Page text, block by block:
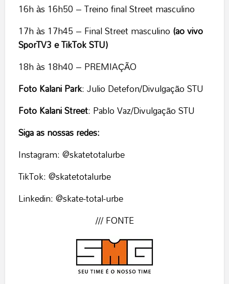
16h às 16h50 – Treino final Street masculino
17h às 17h45 – Final Street masculino (ao vivo
SporTV3 e TikTok STU)
18h às 18h40 – PREMIAÇÃO
Foto Kalani Park: Julio Detefon/Divulgação STU
Foto Kalani Street: Pablo Vaz/Divulgação STU
Siga as nossas redes:
Instagram: @skatetotalurbe
TikTok: @skatetotalurbe
Linkedin: @skate-total-urbe
/// FONTE